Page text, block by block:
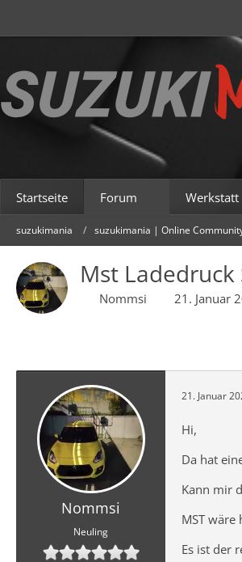
Startseite Forum Werkstatt
suzukimania suzukimania | Online
Mst Ladedruck
Nommsi 21. Januar
Nommsi
Neuling
21. Januar
Hi,
Da hat
Kann mir
MST wäre
Es ist der